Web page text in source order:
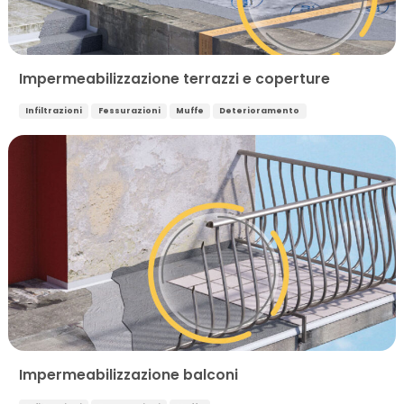
Impermeabilizzazione terrazzi e coperture
Infiltrazioni Fessurazioni Muffe Deterioramento
Impermeabilizzazione balconi